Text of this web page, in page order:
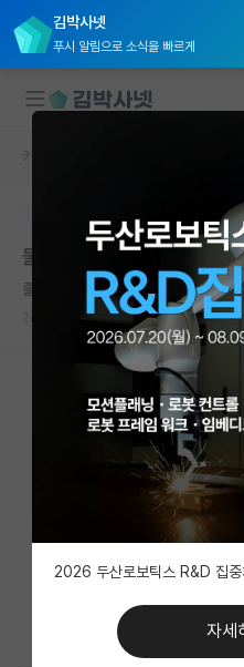
김박사넷
푸시 알림으로 소식을 빠르게
국내대학원 정보
연구실&오픈랩
커뮤니티
커뮤니티 홈
전체글보기
베스트 게시판
IF 명예의전당
자유 게시판(아무개랩)
미국 유학 게시판
미국 대학원 합격 후기 게시
커뮤니티 홈
본문이 수정되지 않는 박제글입니
물리학, 화학 이중전공 메리
졸린 쇠렌 키르케고르
2023.10.01 14 4151
2026 두산로보틱스 R&D 집
자세